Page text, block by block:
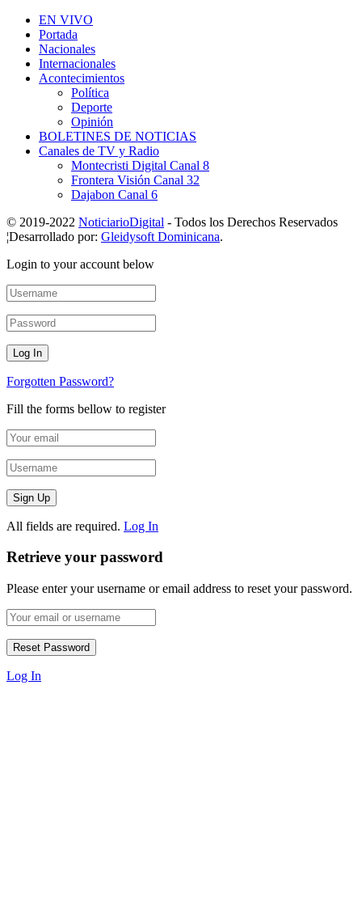
EN VIVO
Portada
Nacionales
Internacionales
Acontecimientos
Política
Deporte
Opinión
BOLETINES DE NOTICIAS
Canales de TV y Radio
Montecristi Digital Canal 8
Frontera Visión Canal 32
Dajabon Canal 6
© 2019-2022 NoticiarioDigital - Todos los Derechos Reservados
¦Desarrollado por: Gleidysoft Dominicana.
Login to your account below
Forgotten Password?
Fill the forms bellow to register
All fields are required. Log In
Retrieve your password
Please enter your username or email address to reset your password.
Log In